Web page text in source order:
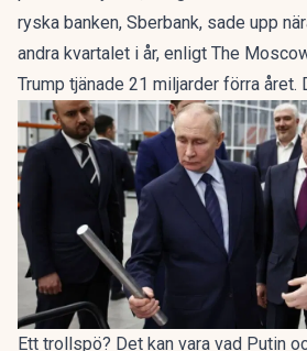
ryska banken, Sberbank, sade upp
andra kvartalet i år, enligt The
Trump tjänade 21 miljarder förra året.
Ett trollspö? Det kan vara vad Putin